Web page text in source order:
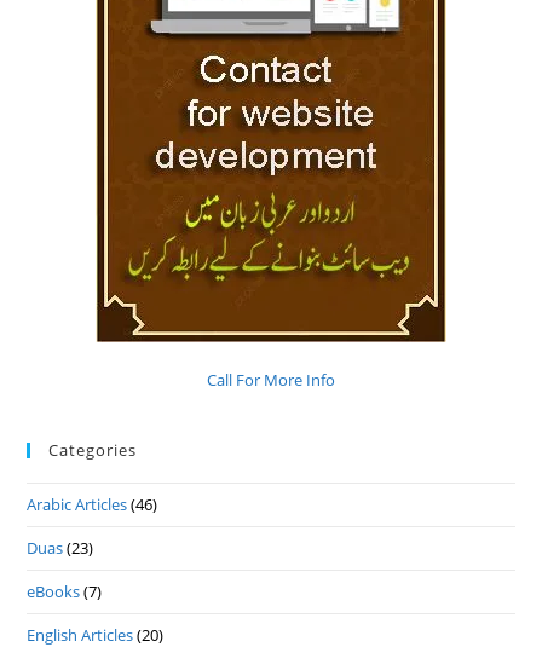
Call For More Info
Categories
Arabic Articles(46)
Duas(23)
eBooks(7)
English Articles(20)